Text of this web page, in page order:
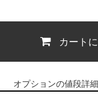
カート
オプションの値段詳細